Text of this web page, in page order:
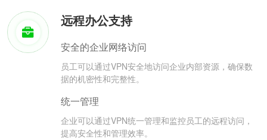
远程办公支持
安全的企业网络访问
员工可以通过VPN安全地访问企业内部资源，确保数
据的机密性和完整性。
统一管理
企业可以通过VPN统一管理和监控员工的远程访问，
提高安全性和管理效率。